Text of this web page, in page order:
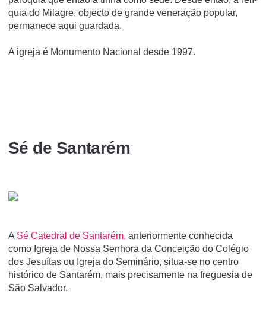
quia do Milagre, objecto de grande veneração popular,
permanece aqui guardada.
A igreja é Monumento Nacional desde 1997.
Sé de Santarém
A Sé Catedral de Santarém, anteriormente conhecida
como Igreja de Nossa Senhora da Conceição do Colégio
dos Jesuí­tas ou Igreja do Seminário, situa-se no centro
histórico de Santarém, mais precisamente na freguesia de
São Salvador.